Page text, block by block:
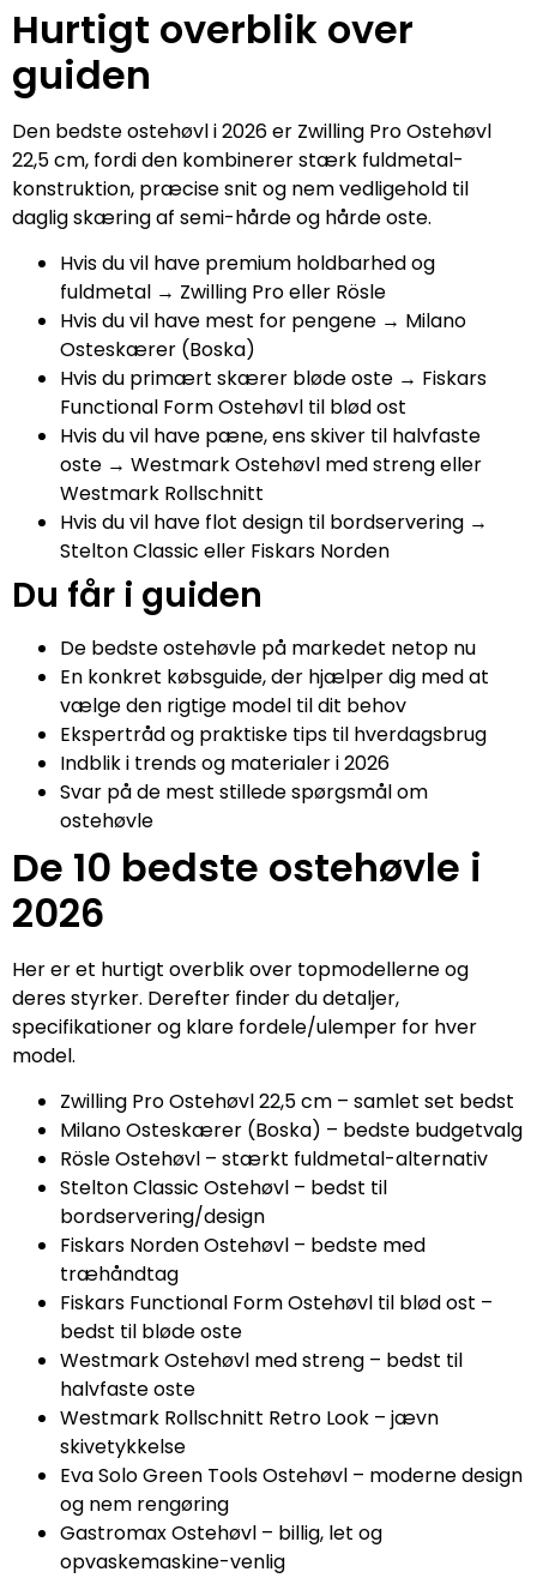
Hurtigt overblik over
guiden
Den bedste ostehøvl i 2026 er Zwilling Pro Ostehøvl
22,5 cm, fordi den kombinerer stærk fuldmetal-
konstruktion, præcise snit og nem vedligehold til
daglig skæring af semi-hårde og hårde oste.
Hvis du vil have premium holdbarhed og
fuldmetal → Zwilling Pro eller Rösle
Hvis du vil have mest for pengene → Milano
Osteskærer (Boska)
Hvis du primært skærer bløde oste → Fiskars
Functional Form Ostehøvl til blød ost
Hvis du vil have pæne, ens skiver til halvfaste
oste → Westmark Ostehøvl med streng eller
Westmark Rollschnitt
Hvis du vil have flot design til bordservering →
Stelton Classic eller Fiskars Norden
Du får i guiden
De bedste ostehøvle på markedet netop nu
En konkret købsguide, der hjælper dig med at
vælge den rigtige model til dit behov
Ekspertråd og praktiske tips til hverdagsbrug
Indblik i trends og materialer i 2026
Svar på de mest stillede spørgsmål om
ostehøvle
De 10 bedste ostehøvle i
2026
Her er et hurtigt overblik over topmodellerne og
deres styrker. Derefter finder du detaljer,
specifikationer og klare fordele/ulemper for hver
model.
Zwilling Pro Ostehøvl 22,5 cm – samlet set bedst
Milano Osteskærer (Boska) – bedste budgetvalg
Rösle Ostehøvl – stærkt fuldmetal-alternativ
Stelton Classic Ostehøvl – bedst til
bordservering/design
Fiskars Norden Ostehøvl – bedste med
træhåndtag
Fiskars Functional Form Ostehøvl til blød ost –
bedst til bløde oste
Westmark Ostehøvl med streng – bedst til
halvfaste oste
Westmark Rollschnitt Retro Look – jævn
skivetykkelse
Eva Solo Green Tools Ostehøvl – moderne design
og nem rengøring
Gastromax Ostehøvl – billig, let og
opvaskemaskine-venlig